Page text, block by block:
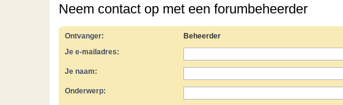
Neem contact op met een forumbeheerder
Ontvanger:
Beheerder
Je e-mailadres:
Je naam:
Onderwerp: